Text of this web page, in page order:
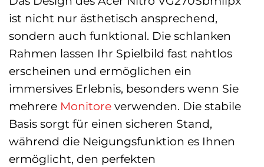
ist nicht nur ästhetisch ansprechend,
sondern auch funktional. Die schlanken
Rahmen lassen Ihr Spielbild fast nahtlos
erscheinen und ermöglichen ein
immersives Erlebnis, besonders wenn Sie
mehrere Monitore verwenden. Die stabile
Basis sorgt für einen sicheren Stand,
während die Neigungsfunktion es Ihnen
ermöglicht, den perfekten